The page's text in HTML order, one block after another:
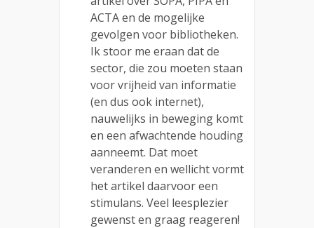
ACTA en de mogelijke
gevolgen voor bibliotheken.
Ik stoor me eraan dat de
sector, die zou moeten staan
voor vrijheid van informatie
(en dus ook internet),
nauwelijks in beweging komt
en een afwachtende houding
aanneemt. Dat moet
veranderen en wellicht vormt
het artikel daarvoor een
stimulans. Veel leesplezier
gewenst en graag reageren!